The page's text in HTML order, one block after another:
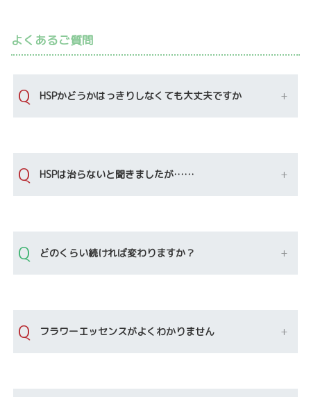
よくあるご質問
Q HSPかどうかはっきりしなくても大丈夫ですか
Q HSPは治らないと聞きましたが……
Q どのくらい続ければ変わりますか？
Q フラワーエッセンスがよくわかりません